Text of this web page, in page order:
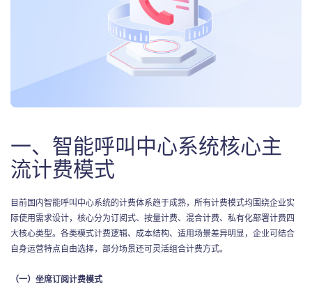
一、智能呼叫中心系统核心主
流计费模式
目前国内智能呼叫中心系统的计费体系趋于成熟，所有计费模式均围绕企业实
际使用需求设计，核心分为订阅式、按量计费、混合计费、私有化部署计费四
大核心类型。各类模式计费逻辑、成本结构、适用场景差异明显，企业可结合
自身运营特点自由选择，部分场景还可灵活组合计费方式。
（一）坐席订阅计费模式